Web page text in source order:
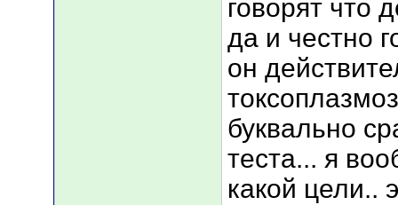
говорят что
да и честно
он
буквально
теста... я
какой цели..